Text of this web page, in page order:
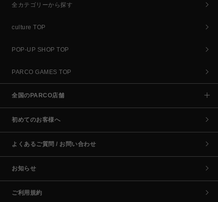
全カテゴリーから探す
culture TOP
POP-UP SHOP TOP
PARCO GAMES TOP
全国のPARCO店舗
初めてのお客様へ
よくあるご質問 / お問い合わせ
お知らせ
ご利用規約